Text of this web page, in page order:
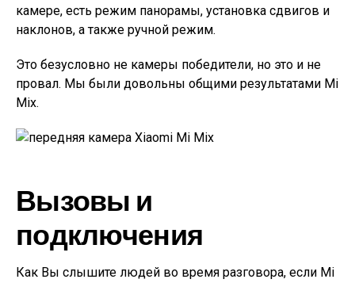
камере, есть режим панорамы, установка сдвигов и
наклонов, а также ручной режим.
Это безусловно не камеры победители, но это и не
провал. Мы были довольны общими результатами Mi
Mix.
Вызовы и
подключения
Как Вы слышите людей во время разговора, если Mi